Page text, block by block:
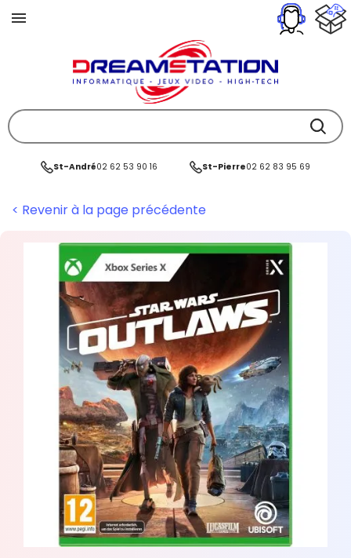
St-André02 62 53 90 16 St-Pierre02 62 83 95 69
< Revenir à la page précédente